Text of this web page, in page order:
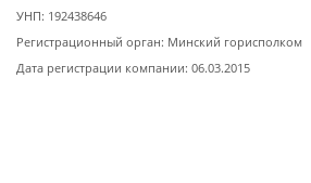
УНП: 192438646
Регистрационный орган: Минский горисполком
Дата регистрации компании: 06.03.2015